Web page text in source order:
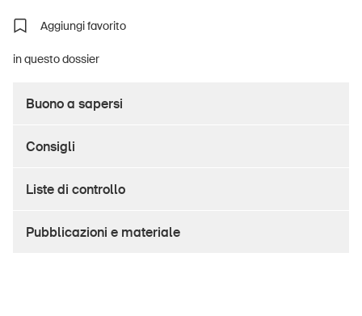
Ordinare & scaricare materiali
Approfondimenti giuridici
Delegate e delegati alla sicurezza e Comuni
in questo dossier
Buono a sapersi
Consigli
Liste di controllo
Pubblicazioni e materiale
Aggiungi favorito